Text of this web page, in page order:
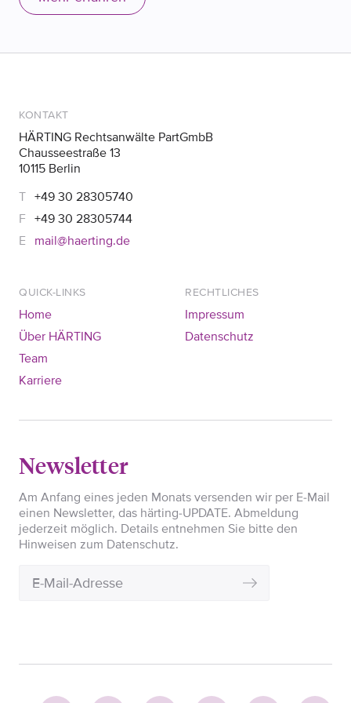
die DSGVO zuständig – beispielsweise, wenn ein
KONTAKT
HÄRTING Rechtsanwälte PartGmbB
Chausseestraße 13
10115 Berlin
+49 30 28305740
+49 30 28305744
mail@haerting.de
QUICK-LINKS
Home
Über HÄRTING
Team
Karriere
RECHTLICHES
Impressum
Datenschutz
Newsletter
Am Anfang eines jeden Monats versenden wir per E-Mail
einen Newsletter, das härting-UPDATE. Abmeldung
jederzeit möglich. Details entnehmen Sie bitte den
Hinweisen zum Datenschutz.